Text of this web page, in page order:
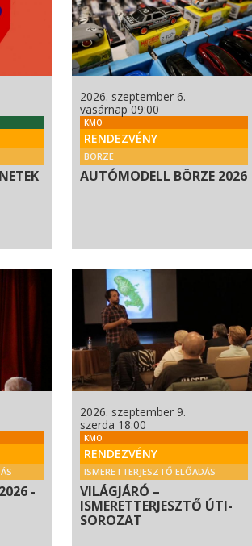
2026. szeptember 6.
vasárnap 09:00
KMO
RENDEZVÉNY
BÖRZE
AUTÓMODELL BÖRZE 2026
-
2026. szeptember 9.
szerda 18:00
KMO
RENDEZVÉNY
ISMERETTERJESZTŐ ELŐADÁS
VILÁGJÁRÓ –
ISMERETTERJESZTŐ ÚTI-
SOROZAT